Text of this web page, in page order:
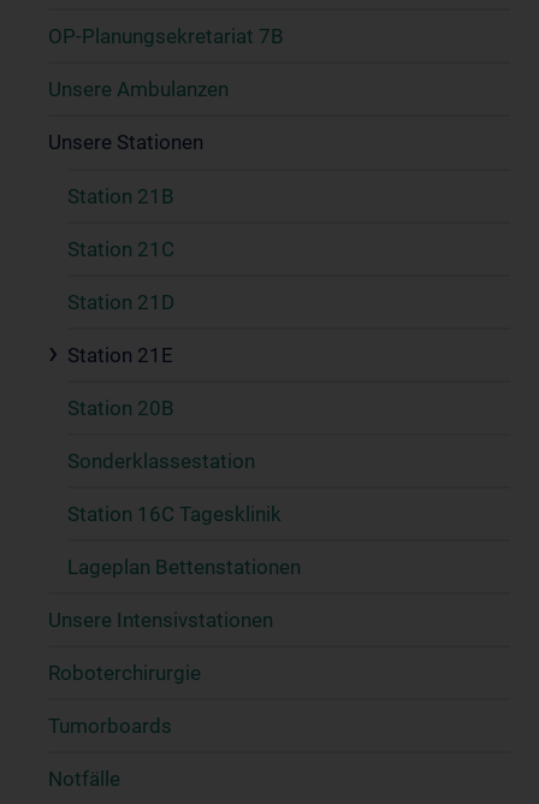
OP-Planungsekretariat 7B
Unsere Ambulanzen
Unsere Stationen
Station 21B
Station 21C
Station 21D
Station 21E
Station 20B
Sonderklassestation
Station 16C Tagesklinik
Lageplan Bettenstationen
Unsere Intensivstationen
Roboterchirurgie
Tumorboards
Notfälle